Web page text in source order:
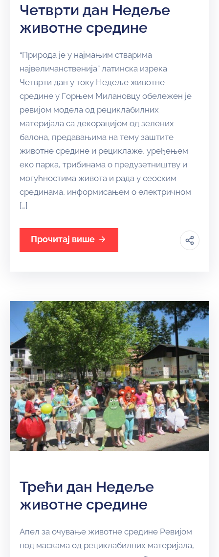
Четврти дан Недеље
животне средине
“Природа је у најмањим стварима
највеличанственија” латинска изрека
Четврти дан у току Недеље животне
средине у Горњем Милановцу обележен је
ревијом модела од рециклабилних
материјала са декорацијом од зелених
балона, предавањима на тему заштите
животне средине и рециклаже, уређењем
еко парка, трибинама о предузетништву и
могућностима живота и рада у сеоским
срединама, информисањем о електричном
[…]
Прочитај више
Трећи дан Недеље
животне средине
Апел за очување животне средине Ревијом
под маскама од рециклабилних материјала,